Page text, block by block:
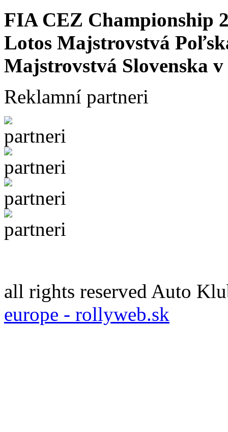
FIA CEZ Championship
Lotos Majstrovstvá
Majstrovstvá Slovenska
Reklamní partneri
all rights reserved Auto
europe - rollyweb.sk